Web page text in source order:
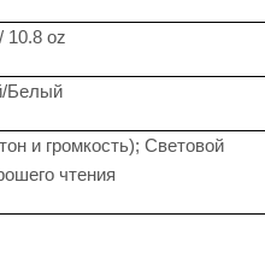
10.8 oz
Белый
и громкость); Световой
чтения